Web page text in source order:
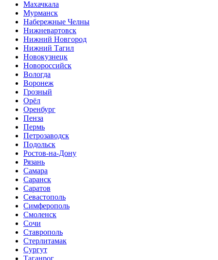
Махачкала
Мурманск
Набережные Челны
Нижневартовск
Нижний Новгород
Нижний Тагил
Новокузнецк
Новороссийск
Вологда
Воронеж
Грозный
Орёл
Оренбург
Пенза
Пермь
Петрозаводск
Подольск
Ростов-на-Дону
Рязань
Самара
Саранск
Саратов
Севастополь
Симферополь
Смоленск
Сочи
Ставрополь
Стерлитамак
Сургут
Таганрог